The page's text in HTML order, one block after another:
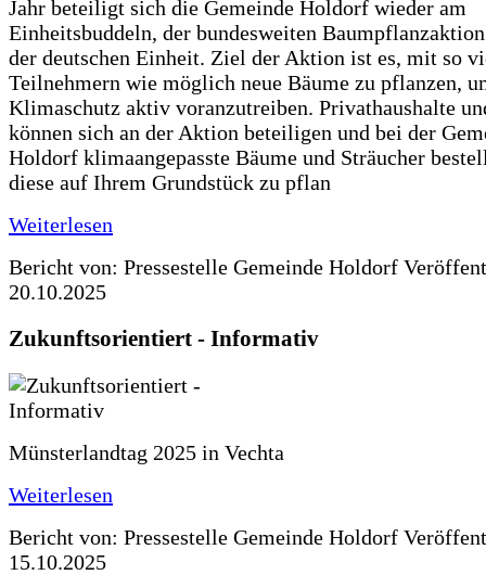
Jahr beteiligt sich die Gemeinde Holdorf wieder am
Einheitsbuddeln, der bundesweiten
der deutschen Einheit. Ziel der Aktion ist es, mit so
Teilnehmern wie möglich neue Bäume zu pflanzen,
Klimaschutz aktiv voranzutreiben. Privathaushalte
können sich an der Aktion beteiligen und bei der
Holdorf klimaangepasste Bäume und Sträucher
diese auf Ihrem Grundstück zu pflan
Weiterlesen
Bericht von: Pressestelle Gemeinde Holdorf
20.10.2025
Zukunftsorientiert - Informativ
Münsterlandtag 2025 in Vechta
Weiterlesen
Bericht von: Pressestelle Gemeinde Holdorf
15.10.2025